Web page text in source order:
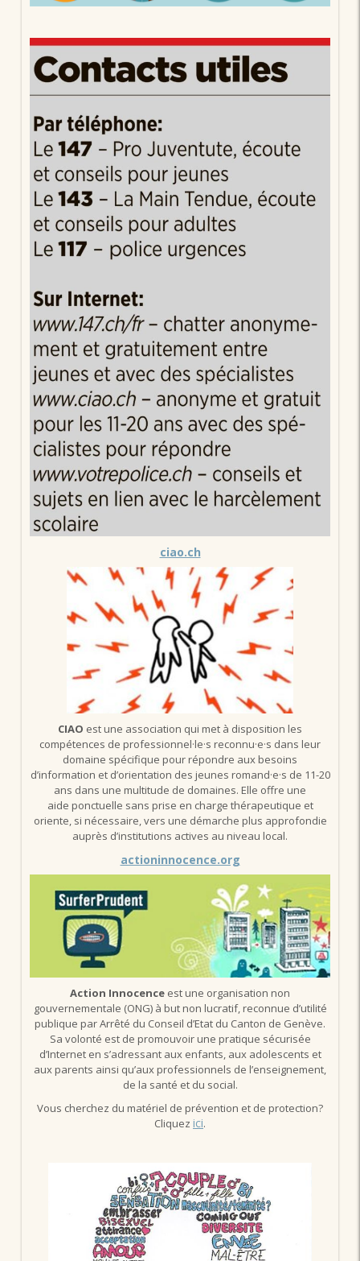
ciao.ch
CIAO est une association qui met à disposition les
compétences de professionnel·le·s reconnu·e·s dans leur
domaine spécifique pour répondre aux besoins
d’information et d’orientation des jeunes romand·e·s de 11-20
ans dans une multitude de domaines. Elle offre une
aide ponctuelle sans prise en charge thérapeutique et
oriente, si nécessaire, vers une démarche plus approfondie
auprès d’institutions actives au niveau local.
actioninnocence.org
Action Innocence est une organisation non
gouvernementale (ONG) à but non lucratif, reconnue d’utilité
publique par Arrêté du Conseil d’Etat du Canton de Genève.
Sa volonté est de promouvoir une pratique sécurisée
d’Internet en s’adressant aux enfants, aux adolescents et
aux parents ainsi qu’aux professionnels de l’enseignement,
de la santé et du social.
Vous cherchez du matériel de prévention et de protection?
Cliquez ici.